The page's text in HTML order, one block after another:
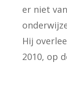
er niet
Hij
2010, op